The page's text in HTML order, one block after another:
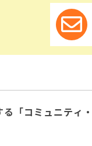
る「コミュニティ